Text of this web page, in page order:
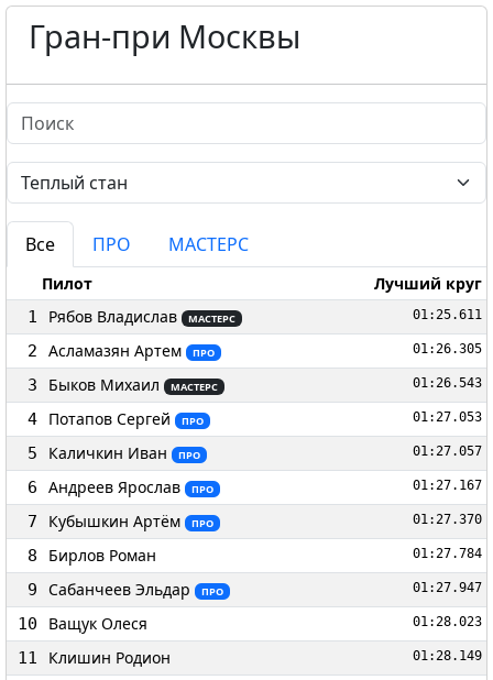
Гран-при Москвы
Все ПРО МАСТЕРС
Пилот Лучший круг
1 Рябов Владислав МАСТЕРС 01:25.611
2 Асламазян Артем ПРО 01:26.305
3 Быков Михаил МАСТЕРС 01:26.543
4 Потапов Сергей ПРО 01:27.053
5 Каличкин Иван ПРО 01:27.057
6 Андреев Ярослав ПРО 01:27.167
7 Кубышкин Артём ПРО 01:27.370
8 Бирлов Роман 01:27.784
9 Сабанчеев Эльдар ПРО 01:27.947
10 Ващук Олеся 01:28.023
11 Клишин Родион 01:28.149